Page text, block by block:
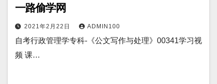
一路偷学网
2021年2月22日 ADMIN100
自考行政管理学专科-《公文写作与处理》00341学习视
频 课…